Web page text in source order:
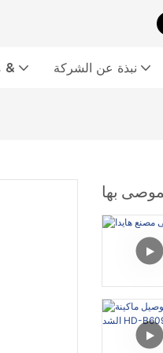
معرض الفيديو & نبذة عن الشركة
بها